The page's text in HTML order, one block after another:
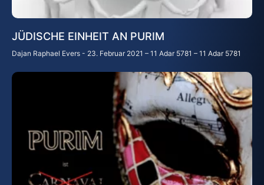
JÜDISCHE EINHEIT AN PURIM
Dajan Raphael Evers 23. Februar 2021 – 11 Adar 5781 – 11 Adar 5781